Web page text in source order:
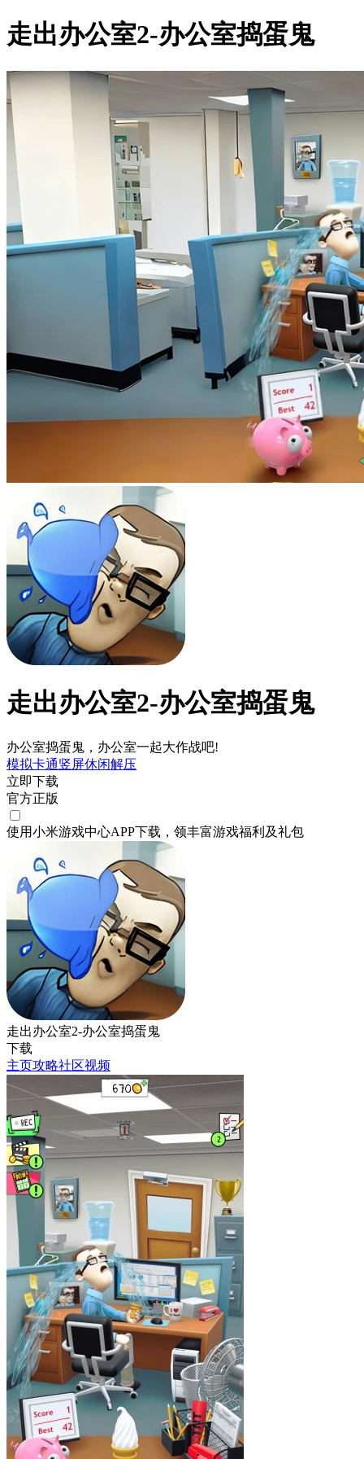
走出办公室2-办公室捣蛋鬼
走出办公室2-办公室捣蛋鬼
办公室捣蛋鬼，办公室一起大作战吧!
模拟卡通竖屏休闲解压
立即下载
官方正版
使用小米游戏中心APP下载 ，领丰富游戏福利 及礼包
走出办公室2-办公室捣蛋鬼
下载
主页攻略社区视频